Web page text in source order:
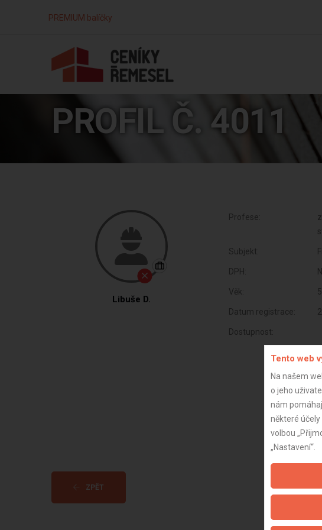
PREMIUM balíčky
PROFIL Č. 4011
Libuše D.
Profese:
Subjekt:
DPH:
Věk:
Datum registrace:
Dostupnost:
ZPĚT
Tento web
Na našem
o jeho
nám
některé
volbou
„Nastavení“.